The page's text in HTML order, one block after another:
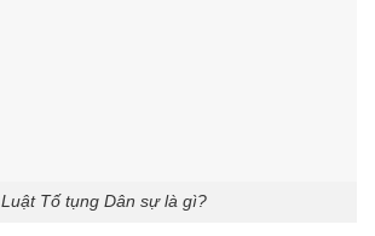
Luật Tố tụng Dân sự là gì?